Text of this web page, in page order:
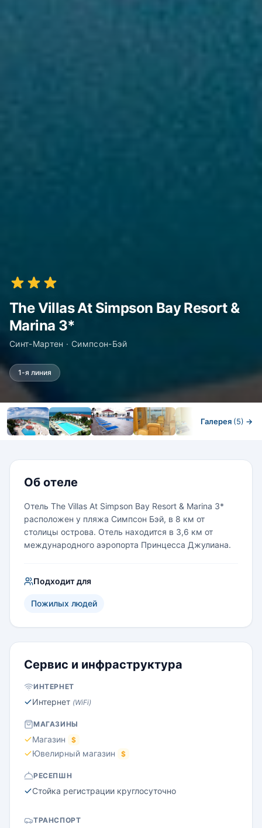
The Villas At Simpson Bay Resort &
Marina 3*
Синт-Мартен · Симпсон-Бэй
1-я линия
Галерея (5) →
Об отеле
Отель The Villas At Simpson Bay Resort & Marina 3*
расположен у пляжа Симпсон Бэй, в 8 км от
столицы острова. Отель находится в 3,6 км от
международного аэропорта Принцесса Джулиана.
Подходит для
Пожилых людей
Сервис и инфраструктура
ИНТЕРНЕТ
Интернет (WiFi)
МАГАЗИНЫ
Магазин $
Ювелирный магазин $
РЕСЕПШН
Стойка регистрации круглосуточно
ТРАНСПОРТ